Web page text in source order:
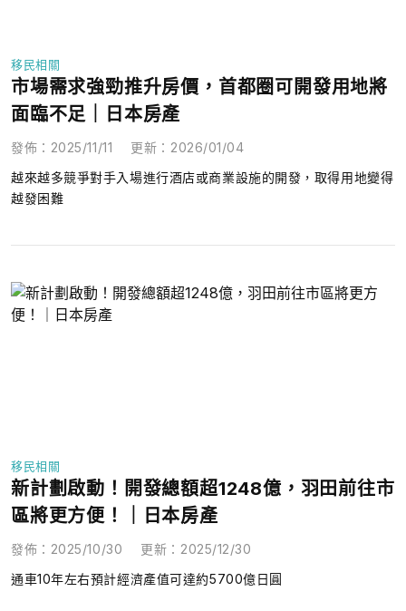
移民相關
市場需求強勁推升房價，首都圈可開發用地將
面臨不足｜日本房產
發佈 ： 2025/11/11 更新 ： 2026/01/04
越來越多競爭對手入場進行酒店或商業設施的開發，取得用地變得
越發困難
移民相關
新計劃啟動！開發總額超1248億，羽田前往市
區將更方便！｜日本房產
發佈 ： 2025/10/30 更新 ： 2025/12/30
通車10年左右預計經濟產值可達約5700億日圓